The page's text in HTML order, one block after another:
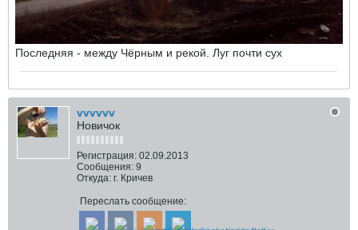
Последняя - между Чёрным и рекой. Луг почти сух
vvvvvv
Новичок
Регистрация: 02.09.2013
Сообщения: 9
Откуда: г. Кричев
Переслать сообщение: